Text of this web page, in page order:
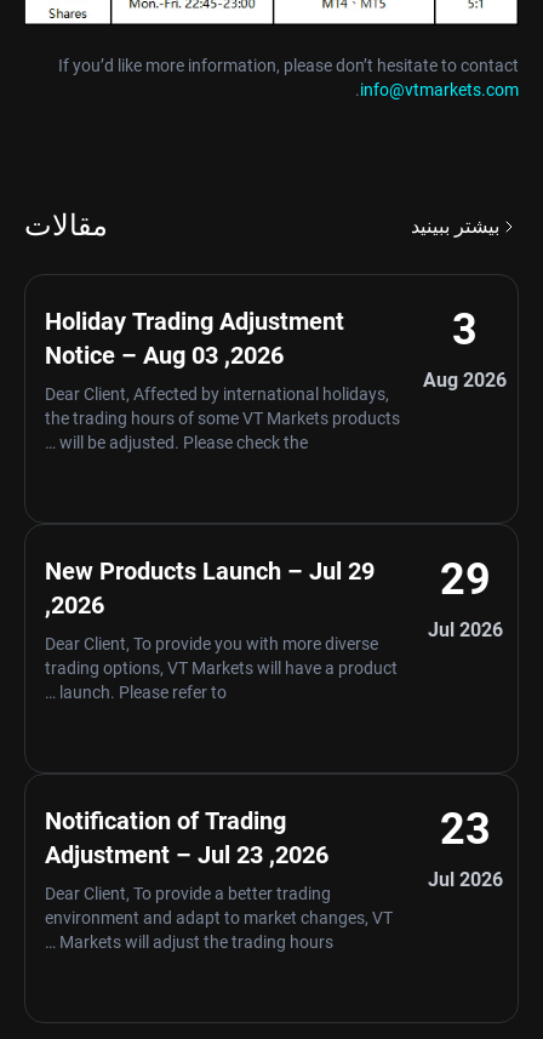
If you’d like more information, please don’t hesitate to contact
info@vtmarkets.com
.
مقالات بیشتر ببینید
3
Aug 2026
Holiday Trading Adjustment
Notice – Aug 03 ,2026
Dear Client, Affected by international holidays,
the trading hours of some VT Markets products
will be adjusted. Please check the …
29
Jul 2026
New Products Launch – Jul 29
,2026
Dear Client, To provide you with more diverse
trading options, VT Markets will have a product
launch. Please refer to …
23
Jul 2026
Notification of Trading
Adjustment – Jul 23 ,2026
Dear Client, To provide a better trading
environment and adapt to market changes, VT
Markets will adjust the trading hours …